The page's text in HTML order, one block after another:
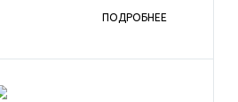
ПОДРОБНЕЕ